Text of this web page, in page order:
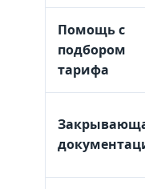
Помощь с
подбором
тарифа